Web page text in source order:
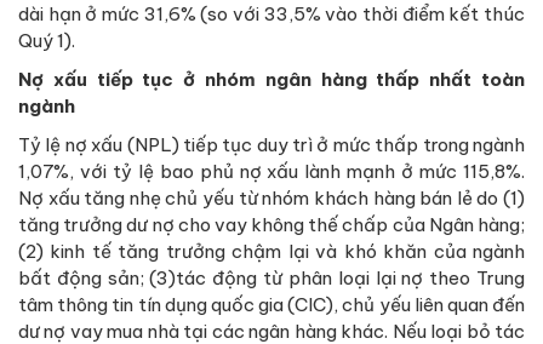
dài hạn ở mức 31,6% (so với 33,5% vào thời điểm kết thúc
Quý 1).
Nợ xấu tiếp tục ở nhóm ngân hàng thấp nhất toàn
ngành
Tỷ lệ nợ xấu (NPL) tiếp tục duy trì ở mức thấp trong ngành
1,07%, với tỷ lệ bao phủ nợ xấu lành mạnh ở mức 115,8%.
Nợ xấu tăng nhẹ chủ yếu từ nhóm khách hàng bán lẻ do (1)
tăng trưởng dư nợ cho vay không thế chấp của Ngân hàng;
(2) kinh tế tăng trưởng chậm lại và khó khăn của ngành
bất động sản; (3)tác động từ phân loại lại nợ theo Trung
tâm thông tin tín dụng quốc gia (CIC), chủ yếu liên quan đến
dư nợ vay mua nhà tại các ngân hàng khác. Nếu loại bỏ tác